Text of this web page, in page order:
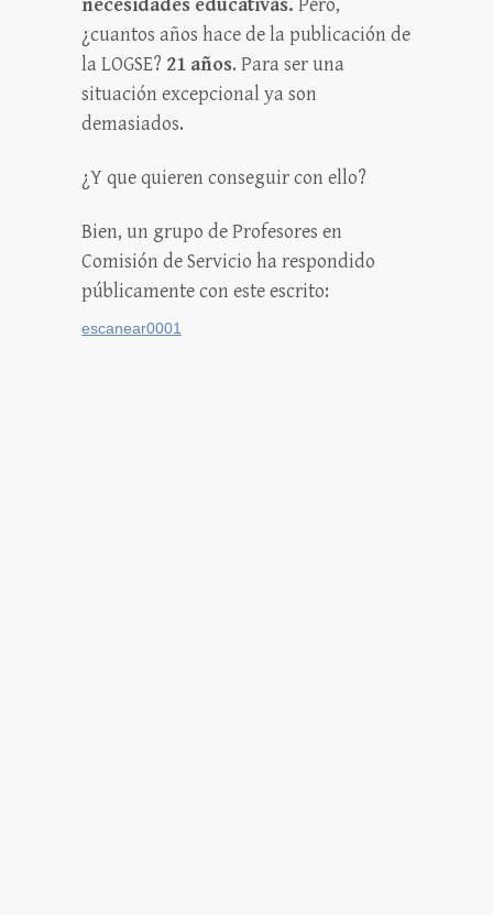
¿cuantos años hace de la publicación de
la LOGSE? 21 años. Para ser una
situación excepcional ya son
demasiados.
¿Y que quieren conseguir con ello?
Bien, un grupo de Profesores en
Comisión de Servicio ha respondido
públicamente con este escrito:
escanear0001